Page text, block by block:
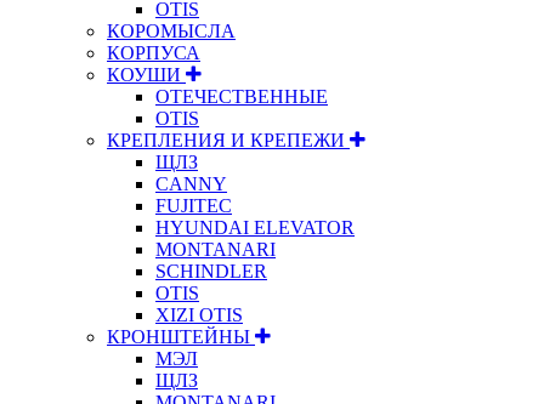
OTIS
КОРОМЫСЛА
КОРПУСА
КОУШИ
ОТЕЧЕСТВЕННЫЕ
OTIS
КРЕПЛЕНИЯ И КРЕПЕЖИ
ЩЛЗ
CANNY
FUJITEC
HYUNDAI ELEVATOR
MONTANARI
SCHINDLER
OTIS
XIZI OTIS
КРОНШТЕЙНЫ
МЭЛ
ЩЛЗ